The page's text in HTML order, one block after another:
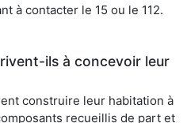
à contacter le 15 ou le 112.
ils à concevoir leur
construire leur habitation à
recueillis de part et